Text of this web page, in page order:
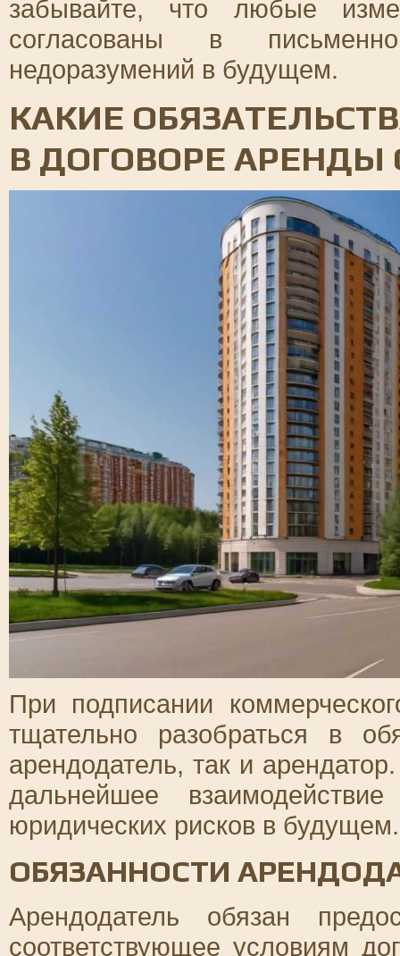
забывайте, что любые
согласованы в
недоразумений в будущем.
КАКИЕ
В ДОГОВОРЕ АРЕНДЫ
При подписании
тщательно разобраться в
арендодатель, так и
дальнейшее
юридических рисков в будущем.
ОБЯЗАННОСТИ
Арендодатель обязан
соответствующее условиям